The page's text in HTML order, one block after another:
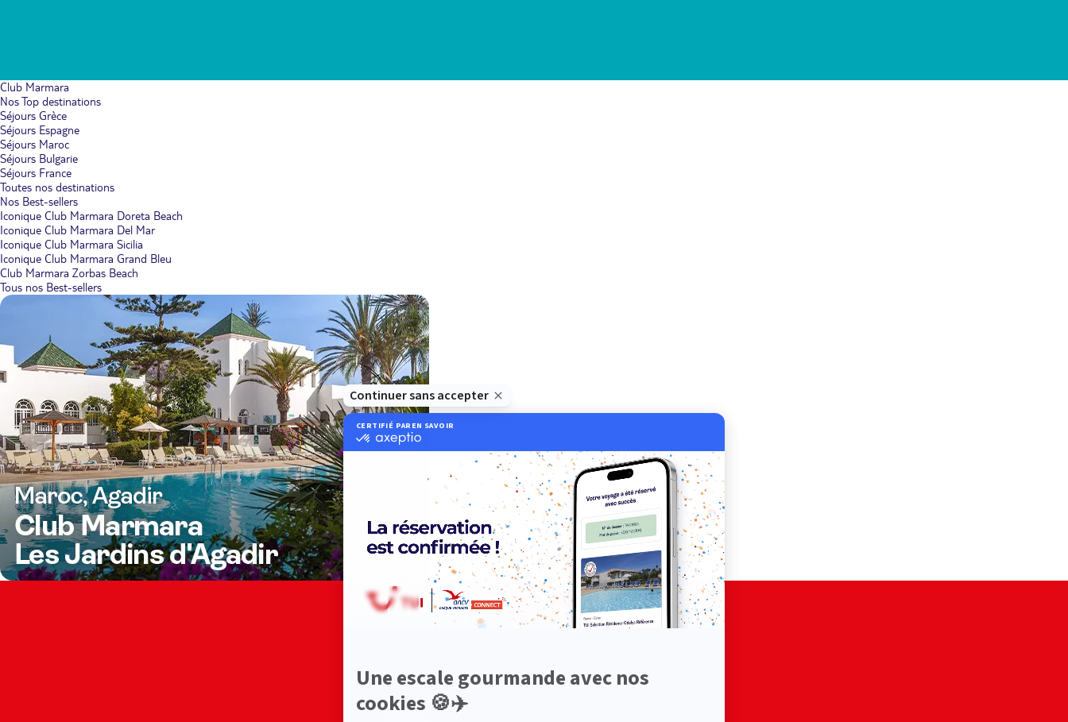
Club Marmara
Nos Top destinations
Séjours Grèce
Séjours Espagne
Séjours Maroc
Séjours Bulgarie
Séjours France
Toutes nos destinations
Nos Best-sellers
Iconique Club Marmara Doreta Beach
Iconique Club Marmara Del Mar
Iconique Club Marmara Sicilia
Iconique Club Marmara Grand Bleu
Club Marmara Zorbas Beach
Tous nos Best-sellers